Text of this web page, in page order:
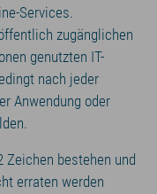
Services.
zugänglichen
genutzten IT-
nach jeder
Anwendung oder
bestehen und
erraten werden